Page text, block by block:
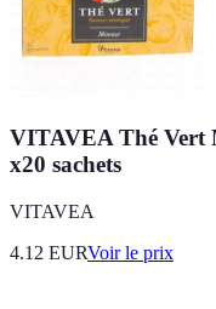
VITAVEA Thé Vert
x20 sachets
VITAVEA
4.12 EURVoir le prix